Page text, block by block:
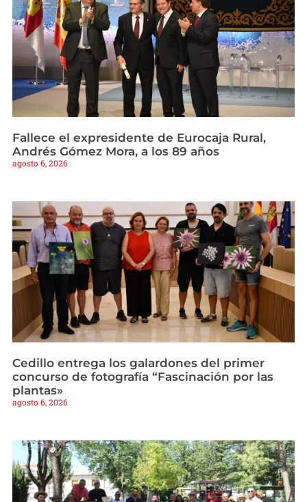
Fallece el expresidente de Eurocaja Rural,
Andrés Gómez Mora, a los 89 años
agosto 6, 2026
Cedillo entrega los galardones del primer
concurso de fotografía “Fascinación por las
plantas»
agosto 6, 2026